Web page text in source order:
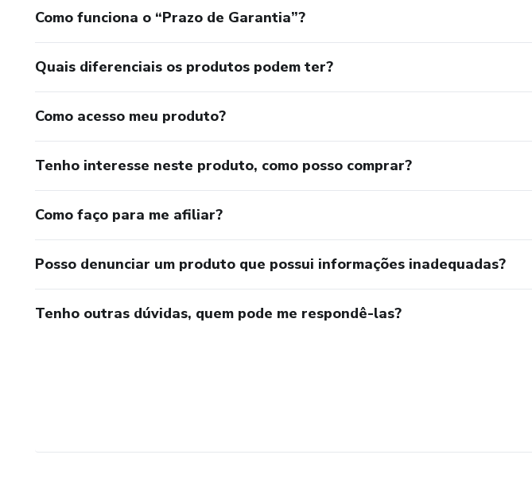
Como funciona o “Prazo de Garantia”?
Quais diferenciais os produtos podem ter?
Como acesso meu produto?
Tenho interesse neste produto, como posso comprar?
Como faço para me afiliar?
Posso denunciar um produto que possui informações inadequadas?
Tenho outras dúvidas, quem pode me respondê-las?